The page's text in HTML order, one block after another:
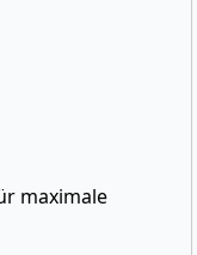
maximale